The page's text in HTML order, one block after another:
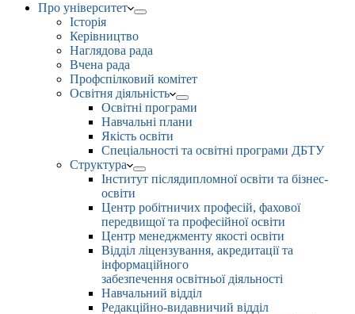
Про університет
Історія
Керівництво
Наглядова рада
Вчена рада
Профспілковий комітет
Освітня діяльність
Освітні програми
Навчальні плани
Якість освіти
Спеціальності та освітні програми ДБТУ
Структура
Інститут післядипломної освіти та бізнес-
освіти
Центр робітничих професій, фахової
передвищої та професійної освіти
Центр менеджменту якості освіти
Відділ ліцензування, акредитації та
інформаційного
забезпечення освітньої діяльності
Навчальний відділ
Редакційно-видавничий відділ